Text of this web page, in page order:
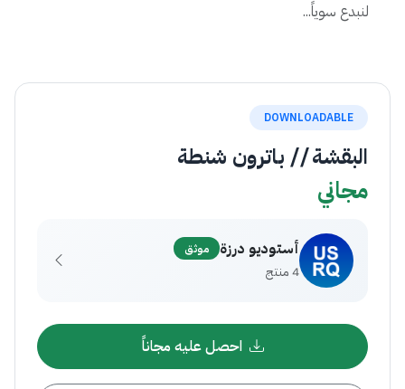
لنبدع سوياً...
DOWNLOADABLE
البقشة // باترون شنطة
مجاني
أستوديو درزة موثق
4 منتج
احصل عليه مجاناً